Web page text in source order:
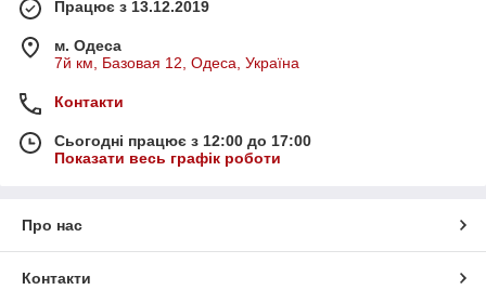
Працює з 13.12.2019
м. Одеса
7й км, Базовая 12, Одеса, Україна
Контакти
Сьогодні працює з 12:00 до 17:00
Показати весь графік роботи
Про нас
Контакти